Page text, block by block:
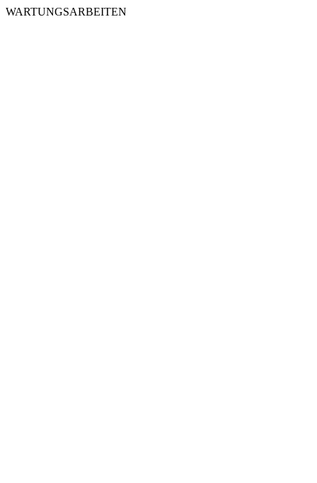
WARTUNGSARBEITEN